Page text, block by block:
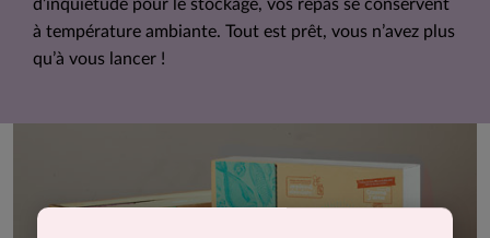
d’inquiétude pour le stockage, vos repas se conservent
à température ambiante. Tout est prêt, vous n’avez plus
qu’à vous lancer !